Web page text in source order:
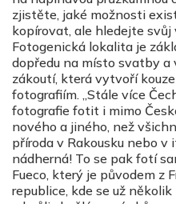
zjistěte, jaké možnosti
kopírovat, ale hledejte svůj
Fotogenická lokalita je
dopředu na místo svatby
zákoutí, která vytvoří
fotografiím. „Stále více
fotografie fotit i mimo
nového a jiného, než
příroda v Rakousku nebo
nádherná! To se pak fotí
Fueco, který je původem z
republice, kde se už